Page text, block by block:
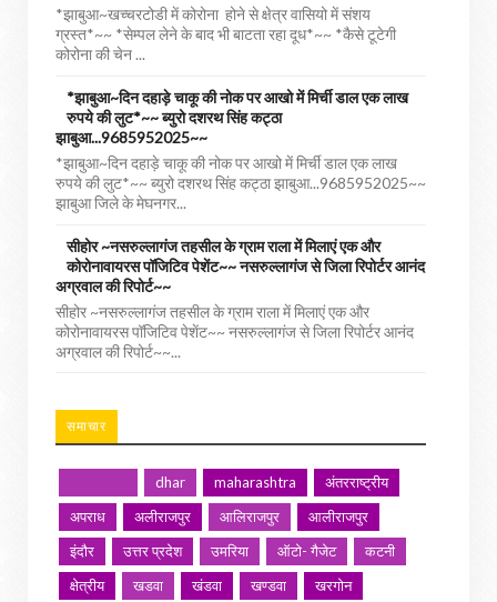
*झाबुआ~खच्चरटोडी में कोरोना होने से क्षेत्र वासियो में संशय
ग्रस्त*~~ *सेम्पल लेने के बाद भी बाटता रहा दूध*~~ *कैसे टूटेगी
कोरोना की चेन ...
*झाबुआ~दिन दहाड़े चाकू की नोक पर आखो में मिर्ची डाल एक लाख
रुपये की लुट*~~ ब्युरो दशरथ सिंह कट्ठा
झाबुआ...9685952025~~
*झाबुआ~दिन दहाड़े चाकू की नोक पर आखो में मिर्ची डाल एक लाख
रुपये की लुट*~~ ब्युरो दशरथ सिंह कट्ठा झाबुआ...9685952025~~
झाबुआ जिले के मेघनगर...
सीहोर ~नसरुल्लागंज तहसील के ग्राम राला में मिलाएं एक और
कोरोनावायरस पॉजिटिव पेशेंट~~ नसरुल्लागंज से जिला रिपोर्टर आनंद
अग्रवाल की रिपोर्ट~~
सीहोर ~नसरुल्लागंज तहसील के ग्राम राला में मिलाएं एक और
कोरोनावायरस पॉजिटिव पेशेंट~~ नसरुल्लागंज से जिला रिपोर्टर आनंद
अग्रवाल की रिपोर्ट~~...
समाचार
dhar maharashtra
अंतरराष्ट्रीय
अपराध
अलीराजपुर आलिराजपुर
आलीराजपुर
इंदौर
उत्तर प्रदेश उमरिया ऑटो- गैजेट
कटनी
क्षेत्रीय
खडवा खंडवा खण्डवा
खरगोन